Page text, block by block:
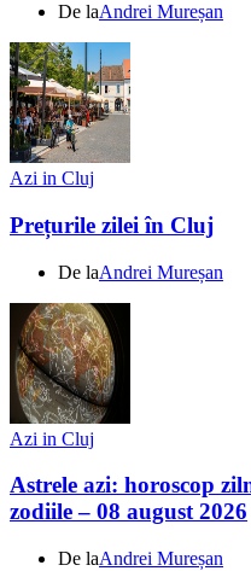
De laAndrei Mureșan
Azi in Cluj
Prețurile zilei în Cluj
De laAndrei Mureșan
Azi in Cluj
Astrele azi: horoscop
zodiile – 08 august 2026
De laAndrei Mureșan